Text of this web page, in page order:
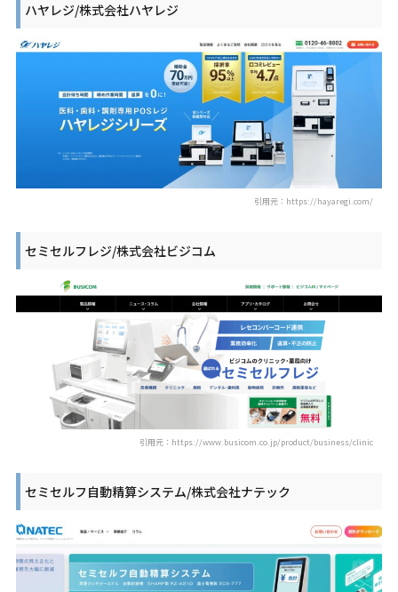
ハヤレジ/株式会社ハヤレジ
引用元：https://hayaregi.com/
セミセルフレジ/株式会社ビジコム
引用元：https://www.busicom.co.jp/product/business/clinic
セミセルフ自動精算システム/株式会社ナテック